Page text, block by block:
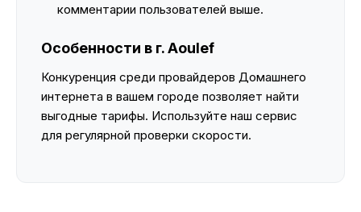
комментарии пользователей выше.
Особенности в г. Aoulef
Конкуренция среди провайдеров Домашнего
интернета в вашем городе позволяет найти
выгодные тарифы. Используйте наш сервис
для регулярной проверки скорости.